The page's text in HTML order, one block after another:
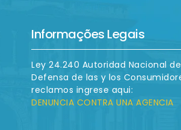
Informações Legais
Ley 24.240 Autoridad Nacional
Defensa de las y los
reclamos ingrese aqui:
DENUNCIA CONTRA UNA AGENCIA